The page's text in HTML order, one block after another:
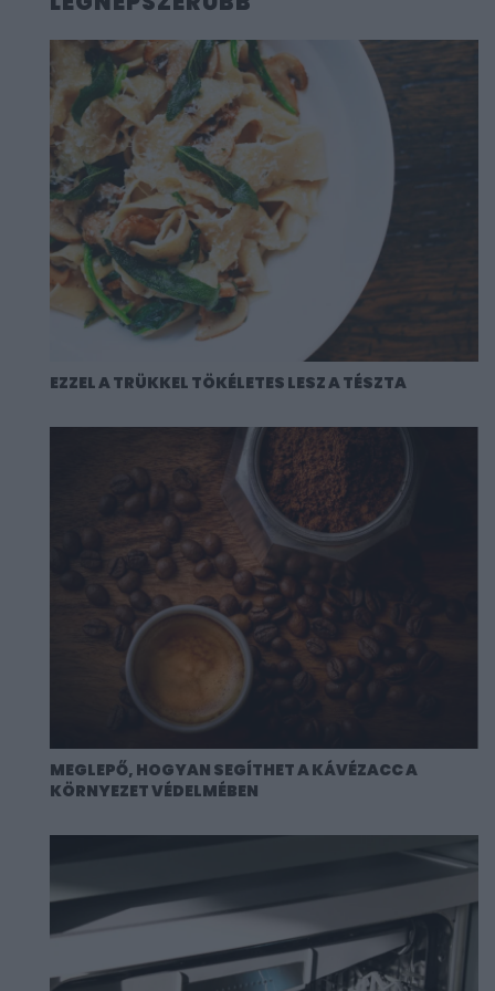
EZZEL A TRÜKKEL TÖKÉLETES LESZ A TÉSZTA
MEGLEPŐ, HOGYAN SEGÍTHET A KÁVÉZACC A
KÖRNYEZET VÉDELMÉBEN